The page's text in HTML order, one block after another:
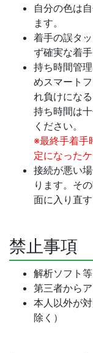
自分の色は
ます。
着手の誤タ
ず確実な着
持ち時間管
めスマート
れ負けにな
持ち時間は
ください。
※最終手着手
定になった
接続が悪い
ります。そ
面に入り直
禁止事項
解析ソフト
第三者から
本人以外が
除く）